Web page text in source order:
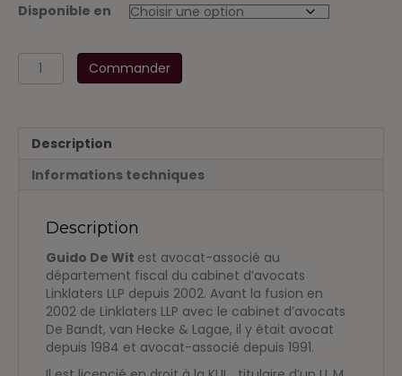
Disponible en
quantité
de
octobre
2018
Commander
Description
Informations techniques
Description
Guido De Wit est avocat-associé au
département fiscal du cabinet d’avocats
Linklaters LLP depuis 2002. Avant la fusion en
2002 de Linklaters LLP avec le cabinet d’avocats
De Bandt, van Hecke & Lagae, il y était avocat
depuis 1984 et avocat-associé depuis 1991.